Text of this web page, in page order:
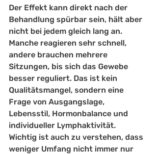
Der Effekt kann direkt nach der
Behandlung spürbar sein, hält aber
nicht bei jedem gleich lang an.
Manche reagieren sehr schnell,
andere brauchen mehrere
Sitzungen, bis sich das Gewebe
besser reguliert. Das ist kein
Qualitätsmangel, sondern eine
Frage von Ausgangslage,
Lebensstil, Hormonbalance und
individueller Lymphaktivität.
Wichtig ist auch zu verstehen, dass
weniger Umfang nicht immer nur